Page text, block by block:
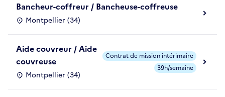
Bancheur-coffreur / Bancheuse-coffreuse
Montpellier (34)
Aide couvreur / Aide
couvreuse
Montpellier (34)
Contrat de mission intérimaire
39h/semaine